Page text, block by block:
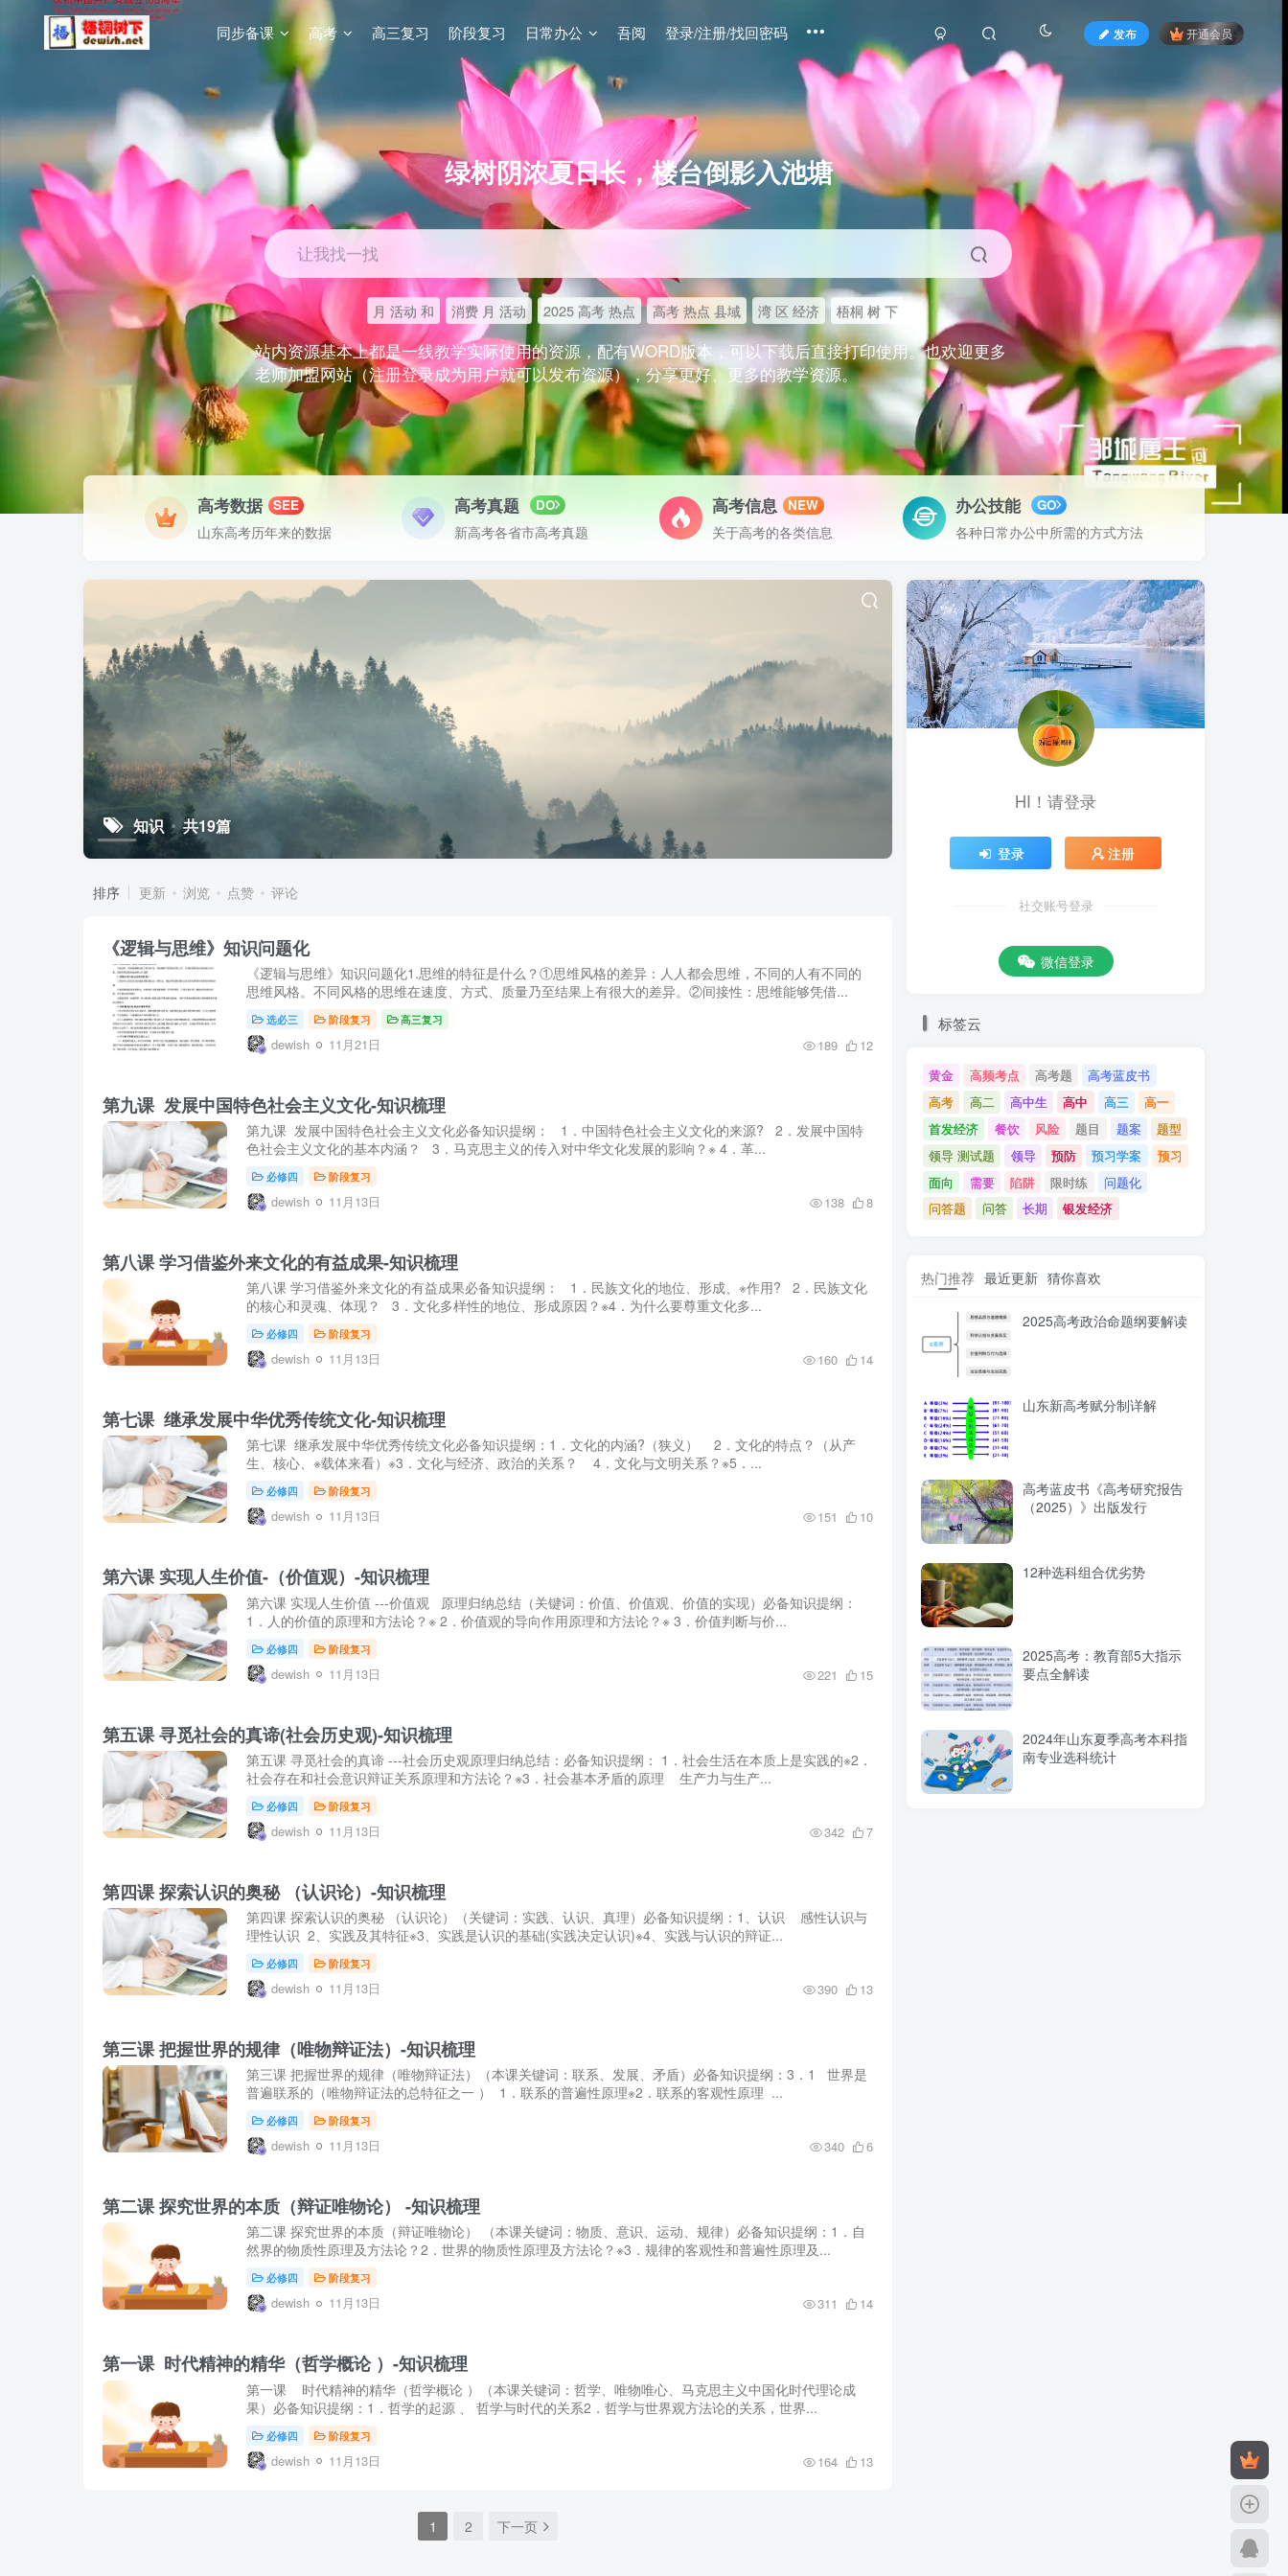
同步备课 高考 高三复习 阶段复习 日常办公 吾阅 登录/注册/找回密码 发布 开通会员
绿树阴浓夏日长，楼台倒影入池塘
让我找一找
月 活动 和 消费 月 活动 2025 高考 热点 高考 热点 县域 湾 区 经济 梧桐 树 下
站内资源基本上都是一线教学实际使用的资源，配有WORD版本，可以下载后直接打印使用。也欢迎更多
老师加盟网站（注册登录成为用户就可以发布资源），分享更好、更多的教学资源。
高考数据 SEE
山东高考历年来的数据
高考真题 DO
新高考各省市高考真题
高考信息 NEW
关于高考的各类信息
办公技能 GO
各种日常办公中所需的方式方法
知识 共19篇
排序 更新 浏览 点赞 评论
《逻辑与思维》知识问题化
《逻辑与思维》知识问题化1.思维的特征是什么？①思维风格的差异：人人都会思维，不同的人有不同的
思维风格。不同风格的思维在速度、方式、质量乃至结果上有很大的差异。②间接性：思维能够凭借...
选必三 阶段复习 高三复习
dewish 11月21日 189 12
第九课 发展中国特色社会主义文化-知识梳理
第九课 发展中国特色社会主义文化必备知识提纲： 1．中国特色社会主义文化的来源? 2．发展中国特
色社会主义文化的基本内涵？ 3．马克思主义的传入对中华文化发展的影响？※ 4．革...
必修四 阶段复习
dewish 11月13日 138 8
第八课 学习借鉴外来文化的有益成果-知识梳理
第八课 学习借鉴外来文化的有益成果必备知识提纲： 1．民族文化的地位、形成、※作用? 2．民族文化
的核心和灵魂、体现？ 3．文化多样性的地位、形成原因？※4．为什么要尊重文化多...
必修四 阶段复习
dewish 11月13日 160 14
第七课 继承发展中华优秀传统文化-知识梳理
第七课 继承发展中华优秀传统文化必备知识提纲：1．文化的内涵?（狭义） 2．文化的特点？（从产
生、核心、※载体来看）※3．文化与经济、政治的关系？ 4．文化与文明关系？※5．...
必修四 阶段复习
dewish 11月13日 151 10
第六课 实现人生价值-（价值观）-知识梳理
第六课 实现人生价值 ---价值观 原理归纳总结（关键词：价值、价值观、价值的实现）必备知识提纲：
1．人的价值的原理和方法论？※ 2．价值观的导向作用原理和方法论？※ 3．价值判断与价...
必修四 阶段复习
dewish 11月13日 221 15
第五课 寻觅社会的真谛(社会历史观)-知识梳理
第五课 寻觅社会的真谛 ---社会历史观原理归纳总结：必备知识提纲： 1．社会生活在本质上是实践的※2．
社会存在和社会意识辩证关系原理和方法论？※3．社会基本矛盾的原理 生产力与生产...
必修四 阶段复习
dewish 11月13日 342 7
第四课 探索认识的奥秘 （认识论）-知识梳理
第四课 探索认识的奥秘 （认识论）（关键词：实践、认识、真理）必备知识提纲：1、认识 感性认识与
理性认识 2、实践及其特征※3、实践是认识的基础(实践决定认识)※4、实践与认识的辩证...
必修四 阶段复习
dewish 11月13日 390 13
第三课 把握世界的规律（唯物辩证法）-知识梳理
第三课 把握世界的规律（唯物辩证法）（本课关键词：联系、发展、矛盾）必备知识提纲：3．1 世界是
普遍联系的（唯物辩证法的总特征之一 ） 1．联系的普遍性原理※2．联系的客观性原理 ...
必修四 阶段复习
dewish 11月13日 340 6
第二课 探究世界的本质（辩证唯物论） -知识梳理
第二课 探究世界的本质（辩证唯物论） （本课关键词：物质、意识、运动、规律）必备知识提纲：1．自
然界的物质性原理及方法论？2．世界的物质性原理及方法论？※3．规律的客观性和普遍性原理及...
必修四 阶段复习
dewish 11月13日 311 14
第一课 时代精神的精华（哲学概论 ）-知识梳理
第一课 时代精神的精华（哲学概论 ）（本课关键词：哲学、唯物唯心、马克思主义中国化时代理论成
果）必备知识提纲：1．哲学的起源 、 哲学与时代的关系2．哲学与世界观方法论的关系，世界...
必修四 阶段复习
dewish 11月13日 164 13
1 2 下一页
HI！请登录
登录 注册
社交账号登录
微信登录
标签云
黄金 高频考点 高考题
高考蓝皮书
高考
高二 高中生 高中 高三
高一
首发经济
餐饮 风险 题目 题案
题型
领导 测试题
领导 预防 预习学案
预习
面向
需要 陷阱 限时练
问题化
问答题
问答 长期 银发经济
热门推荐 最近更新 猜你喜欢
2025高考政治命题纲要解读
山东新高考赋分制详解
高考蓝皮书《高考研究报告
（2025）》出版发行
12种选科组合优劣势
2025高考：教育部5大指示
要点全解读
2024年山东夏季高考本科指
南专业选科统计